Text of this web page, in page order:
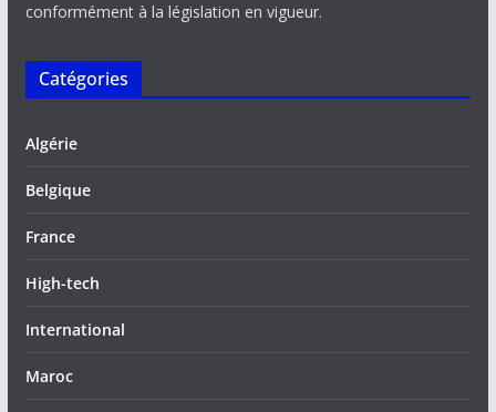
conformément à la législation en vigueur.
Catégories
Algérie
Belgique
France
High-tech
International
Maroc